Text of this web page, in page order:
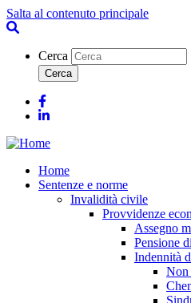
Salta al contenuto principale
Cerca
Facebook
Linkedin
Home
Sentenze e norme
Invalidità civile
Provvidenze
Assegno
Pensione
Indennità
Non